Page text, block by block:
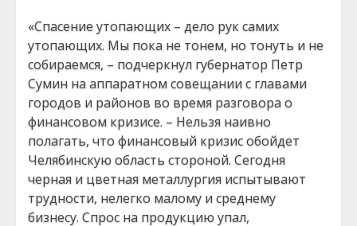
«Спасение утопающих – дело рук самих
утопающих. Мы пока не тонем, но тонуть и не
собираемся, – подчеркнул губернатор Петр
Сумин на аппаратном совещании с главами
городов и районов во время разговора о
финансовом кризисе. – Нельзя наивно
полагать, что финансовый кризис обойдет
Челябинскую область стороной. Сегодня
черная и цветная металлургия испытывают
трудности, нелегко малому и среднему
бизнесу. Спрос на продукцию упал,